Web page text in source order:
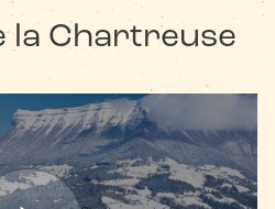
Chartreuse